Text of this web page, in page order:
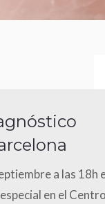
a las 18h
en el